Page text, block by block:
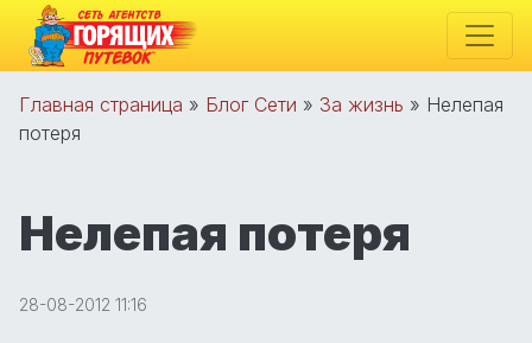
Главная страница » Блог Сети » За жизнь » Нелепая
потеря
Нелепая потеря
28-08-2012 11:16